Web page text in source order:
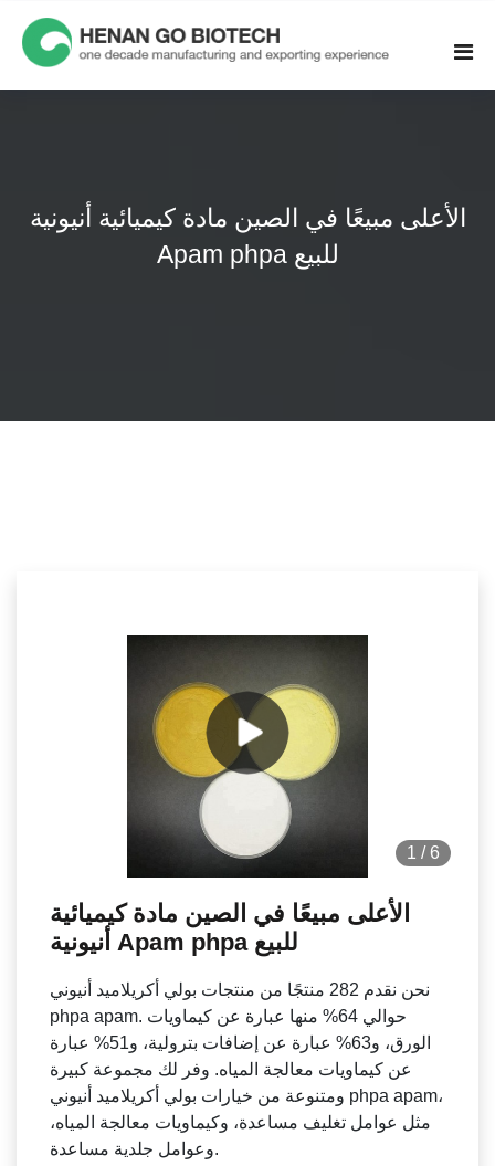
content
الأعلى مبيعًا في الصين مادة كيميائية أنيونية
Apam phpa للبيع
1 / 6
الأعلى مبيعًا في الصين مادة كيميائية
أنيونية Apam phpa للبيع
نحن نقدم 282 منتجًا من منتجات بولي أكريلاميد أنيوني
phpa apam. حوالي 64% منها عبارة عن كيماويات
الورق، و63% عبارة عن إضافات بترولية، و51% عبارة
عن كيماويات معالجة المياه. وفر لك مجموعة كبيرة
ومتنوعة من خيارات بولي أكريلاميد أنيوني phpa apam،
مثل عوامل تغليف مساعدة، وكيماويات معالجة المياه،
وعوامل جلدية مساعدة.